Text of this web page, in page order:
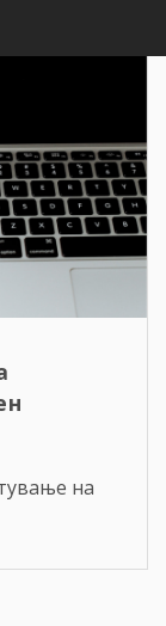
на